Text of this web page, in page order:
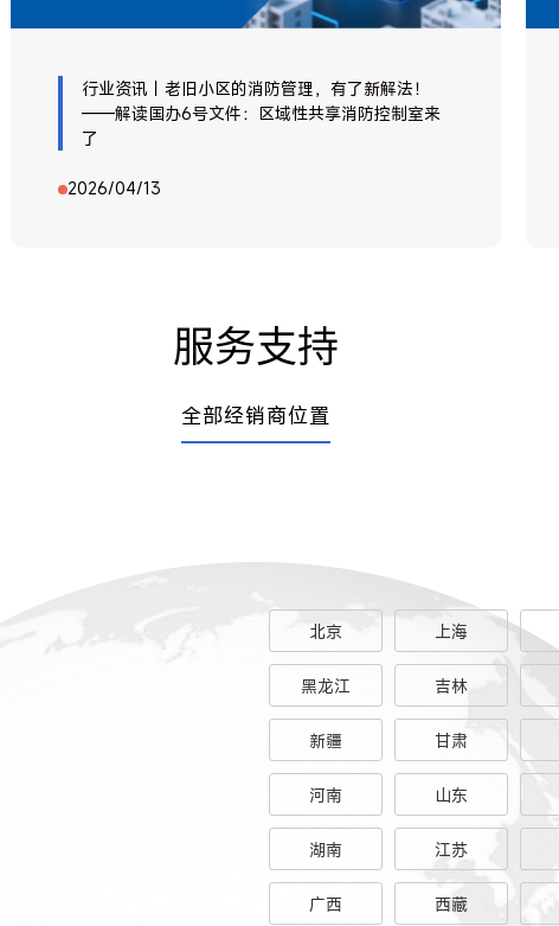
行业资讯｜老旧小区的消防管理，有了新解法！
——解读国办6号文件：区域性共享消防控制室来
了
2026/04/13
服务支持
全部经销商位置
北京 上海
黑龙江 吉林
新疆 甘肃
河南 山东
湖南 江苏
广西 西藏